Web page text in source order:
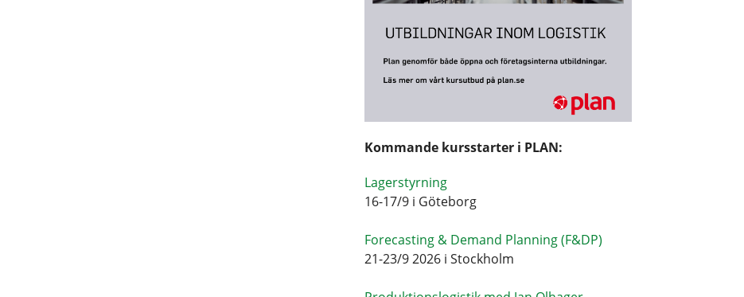
Kommande kursstarter i PLAN:
Lagerstyrning
16-17/9 i Göteborg
Forecasting & Demand Planning (F&DP)
21-23/9 2026 i Stockholm